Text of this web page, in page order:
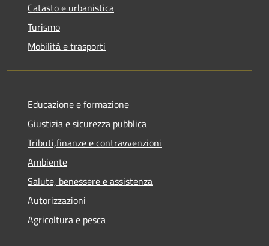
Catasto e urbanistica
Turismo
Mobilità e trasporti
Educazione e formazione
Giustizia e sicurezza pubblica
Tributi,finanze e contravvenzioni
Ambiente
Salute, benessere e assistenza
Autorizzazioni
Agricoltura e pesca